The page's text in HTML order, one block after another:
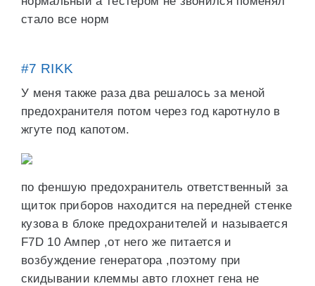
стало все норм
#7 RIKK
У меня также раза два решалось за меной
предохранителя потом через год каротнуло в
жгуте под капотом.
по феншую предохранитель ответственный за
щиток приборов находится на передней стенке
кузова в блоке предохранителей и называется
F7D 10 Ампер ,от него же питается и
возбуждение генератора ,поэтому при
скидывании клеммы авто глохнет гена не